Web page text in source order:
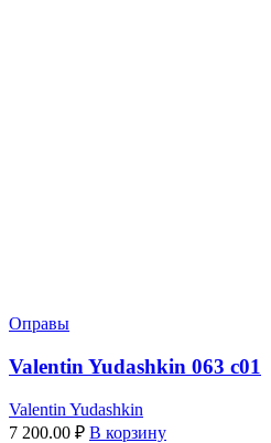
Оправы
Valentin Yudashkin 063 c01
Valentin Yudashkin
7 200.00 ₽ В корзину